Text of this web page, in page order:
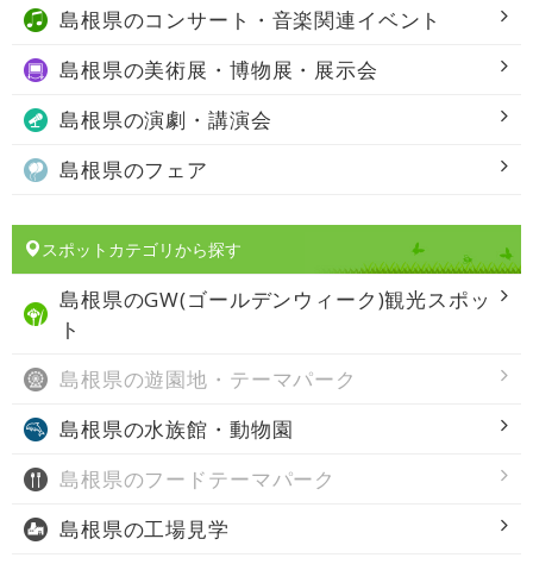
島根県のコンサート・音楽関連イベント
島根県の美術展・博物展・展示会
島根県の演劇・講演会
島根県のフェア
スポットカテゴリから探す
島根県のGW(ゴールデンウィーク)観光スポッ
ト
島根県の遊園地・テーマパーク
島根県の水族館・動物園
島根県のフードテーマパーク
島根県の工場見学